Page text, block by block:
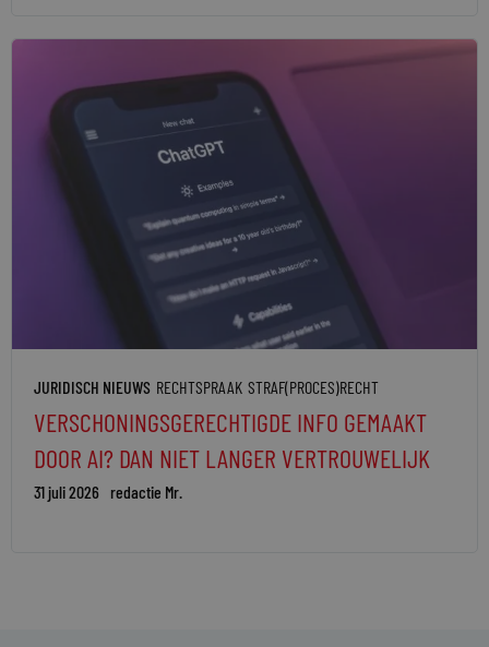
JURIDISCH NIEUWS RECHTSPRAAK STRAF(PROCES)RECHT
VERSCHONINGSGERECHTIGDE INFO GEMAAKT
DOOR AI? DAN NIET LANGER VERTROUWELIJK
31 juli 2026 redactie Mr.